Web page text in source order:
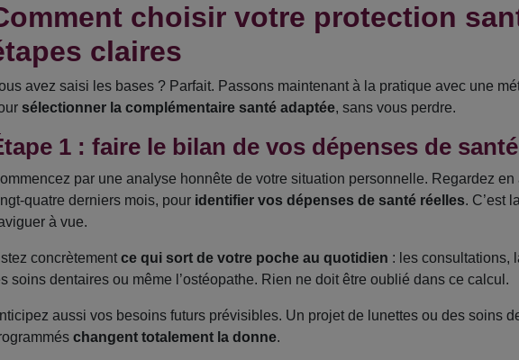
choisir votre protection
claires
avez saisi les bases ? Parfait. Passons maintenant à la pratique avec une
sélectionner la complémentaire santé adaptée, sans vous perdre.
1 : faire le bilan de vos dépenses de santé
par une analyse honnête de votre situation personnelle. Regardez
quatre derniers mois, pour identifier vos dépenses de santé réelles. C’est
à vue.
concrètement ce qui sort de votre poche au quotidien : les consultations,
soins dentaires ou même l’ostéopathe. Rien ne doit être oublié dans ce calcul.
aussi vos besoins futurs prévisibles. Un projet de lunettes ou des soins
changent totalement la donne.